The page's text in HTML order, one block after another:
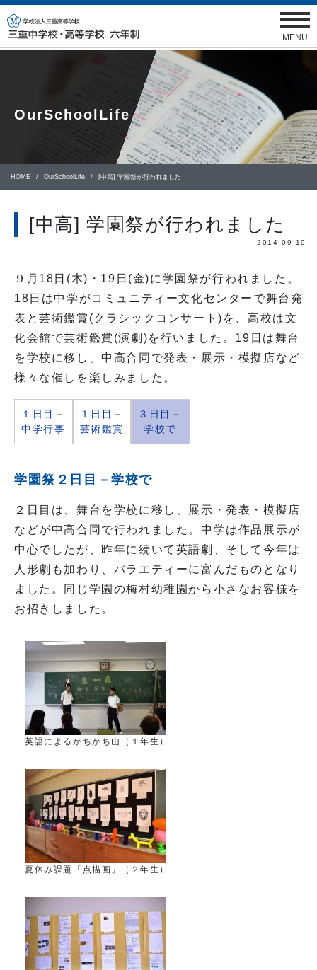
MENU
OurSchoolLife
HOME OurSchoolLife [中高] 学園祭が行われました
[中高] 学園祭が行われました
2014-09-19
９月18日(木)・19日(金)に学園祭が行われました。
18日は中学がコミュニティー文化センターで舞台発
表と芸術鑑賞(クラシックコンサート)を、高校は文
化会館で芸術鑑賞(演劇)を行いました。19日は舞台
を学校に移し、中高合同で発表・展示・模擬店など
様々な催しを楽しみました。
１日目－
中学行事
１日目－
芸術鑑賞
３日目－
学校で
学園祭２日目－学校で
２日目は、舞台を学校に移し、展示・発表・模擬店
などが中高合同で行われました。中学は作品展示が
中心でしたが、昨年に続いて英語劇、そして今年は
人形劇も加わり、バラエティーに富んだものとなり
ました。同じ学園の梅村幼稚園から小さなお客様を
お招きしました。
英語によるかちかち山（１年生）
夏休み課題「点描画」（２年生）